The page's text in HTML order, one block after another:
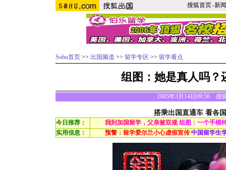
搜狐首页-新闻
Sohu首页 >> 出国频道 >> 留学专区 >> 留学看点
组图：她是真人吗？
2005年3月14日09:56 搜
搭乘出国直通车 看各
今日推荐： 我到加国留学，父亲被双规 组图：一个手模
实用信息：
预警：留学爱尔兰小心虚假宣传 中国留学生